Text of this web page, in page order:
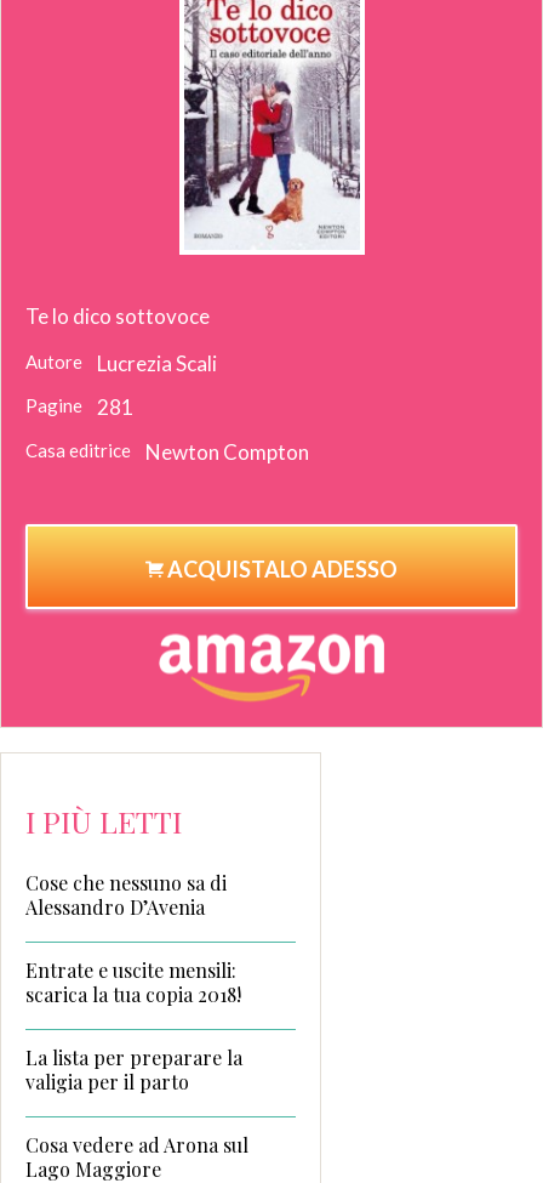
Te lo dico sottovoce
Autore Lucrezia Scali
Pagine 281
Casa editrice Newton Compton
ACQUISTALO ADESSO
I PIÙ LETTI
Cose che nessuno sa di
Alessandro D’Avenia
Entrate e uscite mensili:
scarica la tua copia 2018!
La lista per preparare la
valigia per il parto
Cosa vedere ad Arona sul
Lago Maggiore